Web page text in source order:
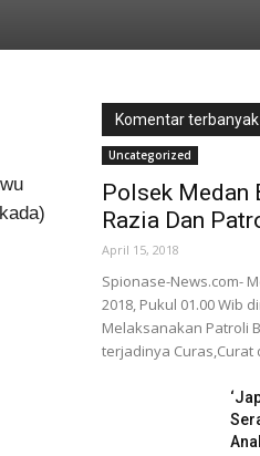
Komentar terbanyak
Uncategorized
Polsek Medan
Razia Dan
April 15, 2018
Spionase-News.com-
2018, Pukul 01.00 Wib
Melaksanakan Patroli
terjadinya Curas,Curat